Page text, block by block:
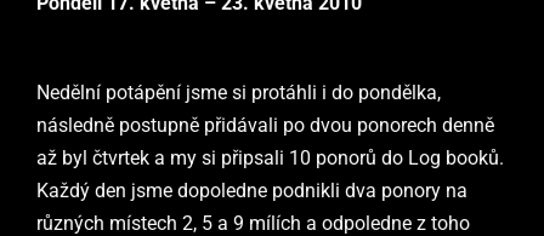
Nedělní potápění jsme si protáhli i do pondělka,
následně postupně přidávali po dvou ponorech denně
až byl čtvrtek a my si připsali 10 ponorů do Log booků.
Každý den jsme dopoledne podnikli dva ponory na
různých místech 2, 5 a 9 mílích a odpoledne z toho